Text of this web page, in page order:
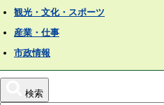
観光・文化・スポーツ
産業・仕事
市政情報
検索